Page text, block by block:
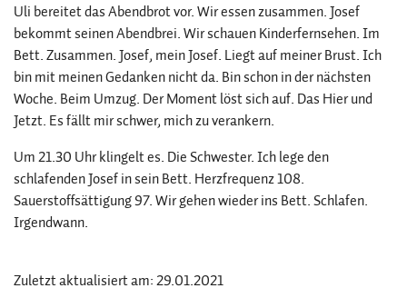
Uli bereitet das Abendbrot vor. Wir essen zusammen. Josef
bekommt seinen Abendbrei. Wir schauen Kinderfernsehen. Im
Bett. Zusammen. Josef, mein Josef. Liegt auf meiner Brust. Ich
bin mit meinen Gedanken nicht da. Bin schon in der nächsten
Woche. Beim Umzug. Der Moment löst sich auf. Das Hier und
Jetzt. Es fällt mir schwer, mich zu verankern.
Um 21.30 Uhr klingelt es. Die Schwester. Ich lege den
schlafenden Josef in sein Bett. Herzfrequenz 108.
Sauerstoffsättigung 97. Wir gehen wieder ins Bett. Schlafen.
Irgendwann.
Zuletzt aktualisiert am: 29.01.2021